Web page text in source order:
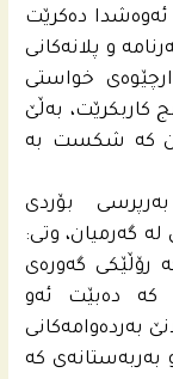
ده‌كرێت
و پلانه‌كانى
خواستى
كاربكرێت، به‌ڵێ
نین كه‌ شكست به‌
بۆردى
گه‌رمیان، وتى:
رۆڵێكى گه‌وره‌ى
كه‌ ده‌بێت ئه‌و
به‌رده‌وامه‌كانى
كه‌